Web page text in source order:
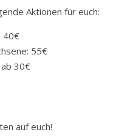
Aktionen für euch:
40€
55€
30€
auf euch!